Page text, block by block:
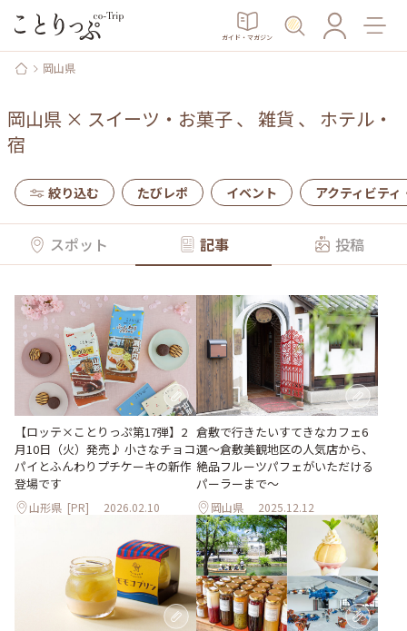
ガイド・マガジン
岡山県
岡山県 × スイーツ・お菓子、 雑貨 、 ホテル・
宿
絞り込む たびレポ イベント アクティビティ
スポット 記事 投稿
【ロッテ×ことりっぷ第17弾】2
月10日（火）発売♪ 小さなチョコ
パイとふんわりプチケーキの新作
登場です
山形県 [PR] 2026.02.10
倉敷で行きたいすてきなカフェ6
選～倉敷美観地区の人気店から、
絶品フルーツパフェがいただける
パーラーまで～
岡山県 2025.12.12